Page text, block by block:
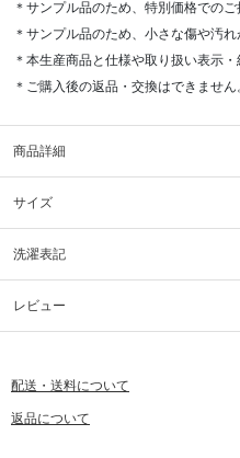
＊サンプル品のため、特別価格でのご
＊サンプル品のため、小さな傷や汚れ
＊本生産商品と仕様や取り扱い表示
＊ご購入後の返品・交換はできません
商品詳細
サイズ
洗濯表記
レビュー
配送・送料について
返品について